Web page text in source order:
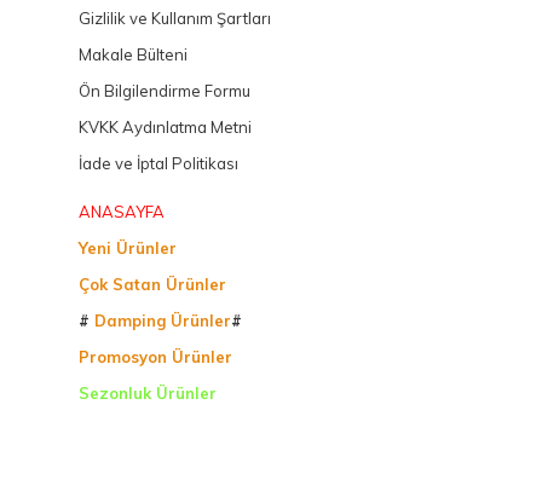
Gizlilik ve Kullanım Şartları
Makale Bülteni
Ön Bilgilendirme Formu
KVKK Aydınlatma Metni
İade ve İptal Politikası
ANASAYFA
Yeni Ürünler
Çok Satan Ürünler
# Damping Ürünler#
Promosyon Ürünler
Sezonluk Ürünler